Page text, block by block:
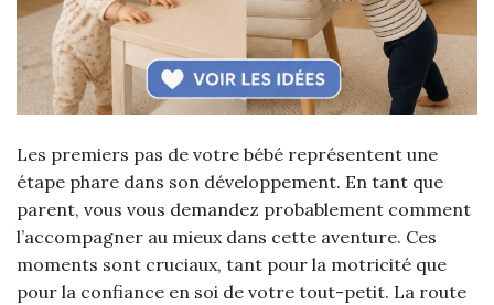
Les premiers pas de votre bébé représentent une
étape phare dans son développement. En tant que
parent, vous vous demandez probablement comment
l’accompagner au mieux dans cette aventure. Ces
moments sont cruciaux, tant pour la motricité que
pour la confiance en soi de votre tout-petit. La route